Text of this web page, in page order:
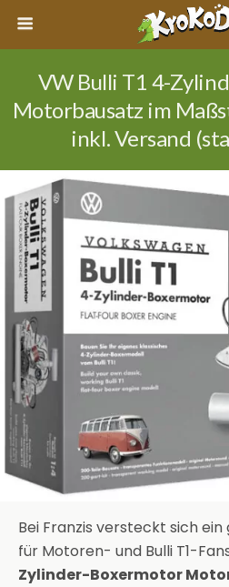
VW Bulli T1 4-
Motorbausatz im
inkl. Versand
Bei Franzis versteckt sich
für Motoren- und Bulli T1-
Zylinder-Boxermotor